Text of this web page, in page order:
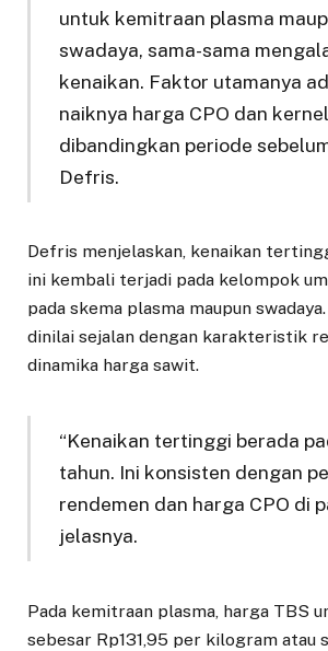
untuk kemitraan plasma
swadaya, sama-sama
kenaikan. Faktor utamanya
naiknya harga CPO dan kernel
dibandingkan periode
Defris.
Defris menjelaskan, kenaikan
ini kembali terjadi pada kelompok
pada skema plasma maupun
dinilai sejalan dengan karakteristik
dinamika harga sawit.
“Kenaikan tertinggi berada
tahun. Ini konsisten dengan
rendemen dan harga CPO di
jelasnya.
Pada kemitraan plasma, harga TBS
sebesar Rp131,95 per kilogram atau